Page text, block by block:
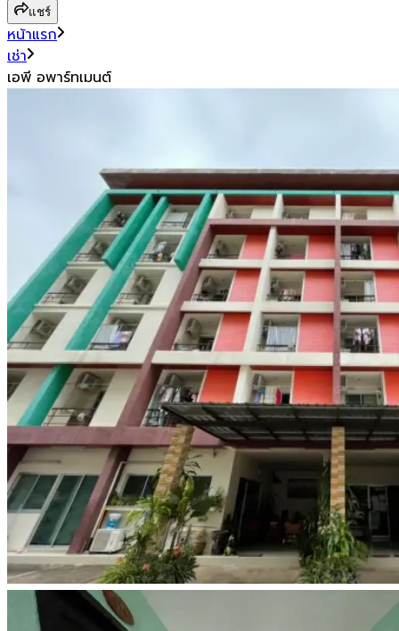
แชร์
หน้าแรก
เช่า
เอพี อพาร์ทเมนต์